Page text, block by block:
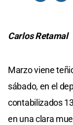
Carlos Retamal
Marzo viene
sábado, en el
contabilizados
en una clara